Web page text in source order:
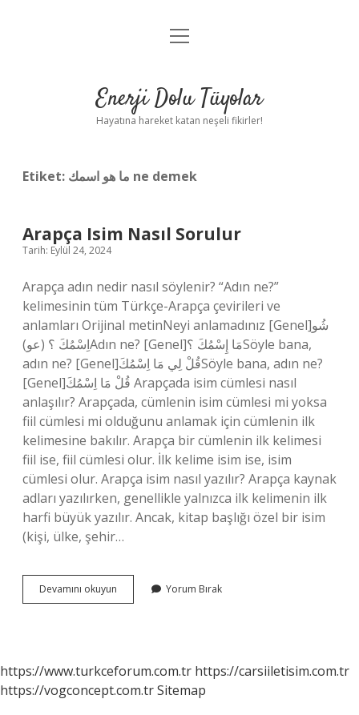
Anasayfa
Yasal Uyarı
menüyü
Enerji Dolu Tüyolar
Hayatına hareket katan neşeli fikirler!
Etiket: ما هو اسمك ne demek
Arapça Isim Nasıl Sorulur
Tarih: Eylül 24, 2024
Arapça adın nedir nasıl söylenir? “Adın ne?”
kelimesinin tüm Türkçe-Arapça çevirileri ve
anlamları Orijinal metinNeyi anlamadınız [Genel]شُو
اِسْمُكَ ؟ (عو)Adın ne? [Genel]مَا إِسْمُكَ ؟Söyle bana,
adın ne? [Genel]قُلْ لِي مَا اِسْمُكَSöyle bana, adın ne?
[Genel]قُلْ مَا اِسْمُكَ Arapçada isim cümlesi nasıl
anlaşılır? Arapçada, cümlenin isim cümlesi mi yoksa
fiil cümlesi mi olduğunu anlamak için cümlenin ilk
kelimesine bakılır. Arapça bir cümlenin ilk kelimesi
fiil ise, fiil cümlesi olur. İlk kelime isim ise, isim
cümlesi olur. Arapça isim nasıl yazılır? Arapça kaynak
adları yazılırken, genellikle yalnızca ilk kelimenin ilk
harfi büyük yazılır. Ancak, kitap başlığı özel bir isim
(kişi, ülke, şehir…
Devamını okuyun
Isim
Yorum Bırak
https://www.turkceforum.com.tr https://carsiiletisim.com.tr
https://vogconcept.com.trSitemap